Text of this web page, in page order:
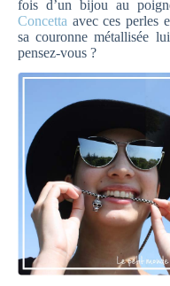
fois d’un bijou au
Concetta avec ces perles
sa couronne métallisée
pensez-vous ?